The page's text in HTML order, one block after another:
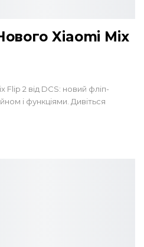
Xiaomi Mix
2 від DCS: новий фліп-
і функціями. Дивіться